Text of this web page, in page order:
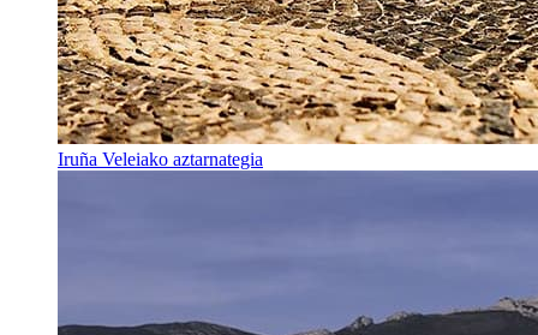
Iruña Veleiako aztarnategia